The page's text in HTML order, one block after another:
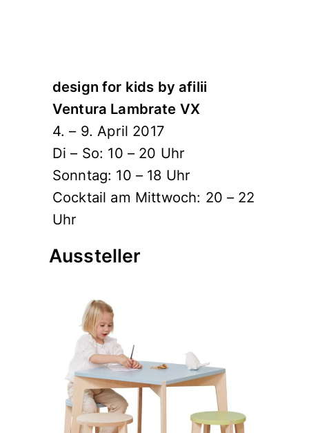
design for kids by afilii
Ventura Lambrate VX
4. – 9. April 2017
Di – So: 10 – 20 Uhr
Sonntag: 10 – 18 Uhr
Cocktail am Mittwoch: 20 – 22
Uhr
Aussteller